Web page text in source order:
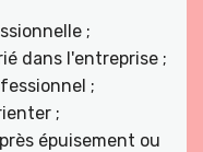
;
dans l'entreprise ;
;
;
épuisement ou